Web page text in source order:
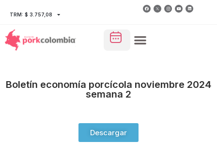
TRM: $ 3.757,08
Boletín economía porcícola noviembre 2024
semana 2
Descargar